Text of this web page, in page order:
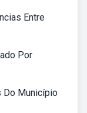
Entre
Por
Do Município